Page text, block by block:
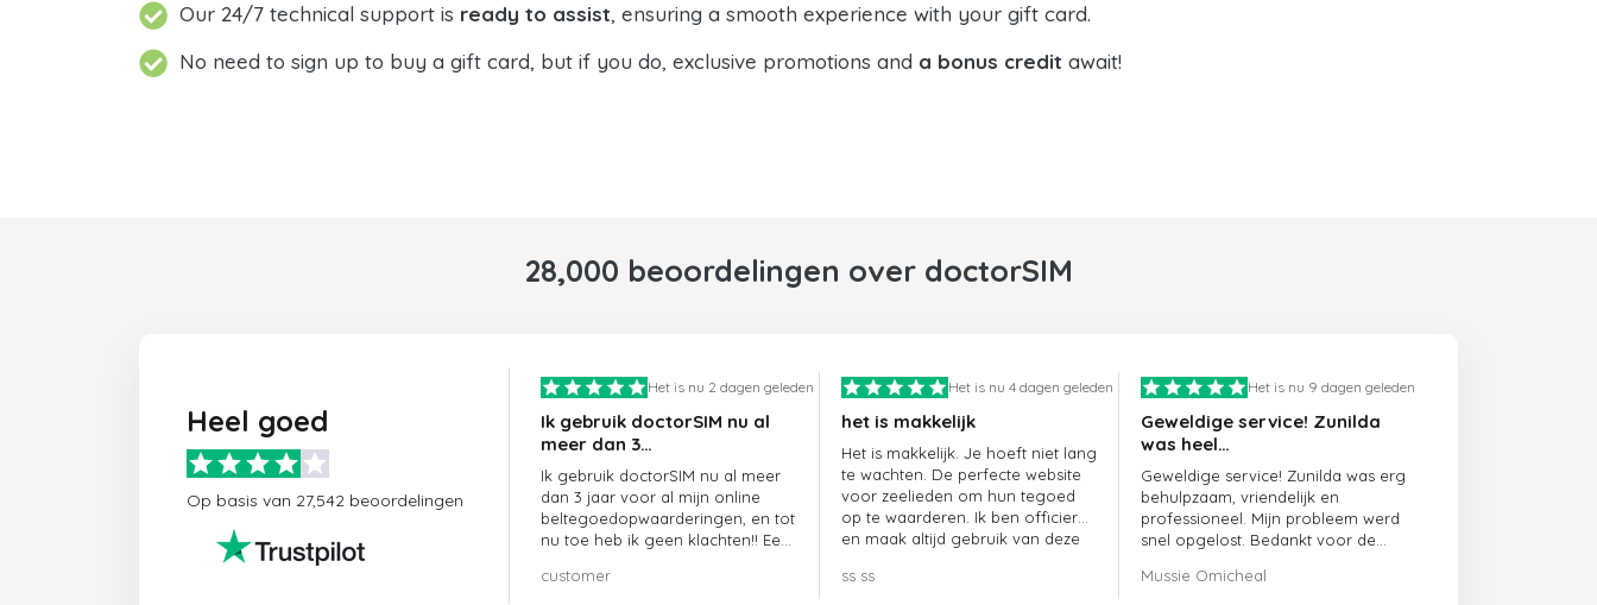
Our 24/7 technical support is ready to assist, ensuring a smooth experience with your gift card.
No need to sign up to buy a gift card, but if you do, exclusive promotions and a bonus credit await!
28,000 beoordelingen over doctorSIM
Heel goed
Op basis van 27,542 beoordelingen
Het is nu 2 dagen geleden
Ik gebruik doctorSIM nu al
meer dan 3…
Ik gebruik doctorSIM nu al meer
dan 3 jaar voor al mijn online
beltegoedopwaarderingen, en tot
nu toe heb ik geen klachten!! Een
customer
Het is nu 4 dagen geleden
het is makkelijk
Het is makkelijk. Je hoeft niet lang
te wachten. De perfecte website
voor zeelieden om hun tegoed
op te waarderen. Ik ben officier
en maak altijd gebruik van deze
ss ss
Het is nu 9 dagen geleden
Geweldige service! Zunilda
was heel…
Geweldige service! Zunilda was erg
behulpzaam, vriendelijk en
professioneel. Mijn probleem werd
snel opgelost. Bedankt voor de
Mussie Omicheal